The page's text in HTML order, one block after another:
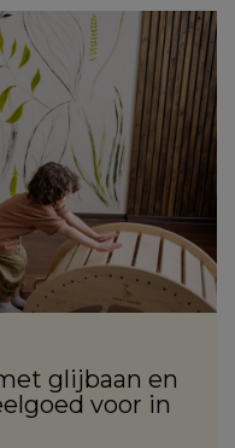
glijbaan en
voor in